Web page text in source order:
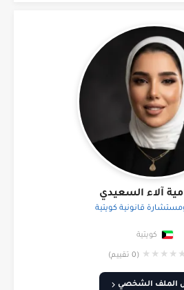
آلاء السعيدي
قانونية كويتية
كويتية
★
★
★
★
★ (0 تقييم)
الملف الشخصي